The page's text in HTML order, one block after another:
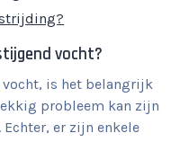
vocht?
is het belangrijk
probleem kan zijn
er zijn enkele